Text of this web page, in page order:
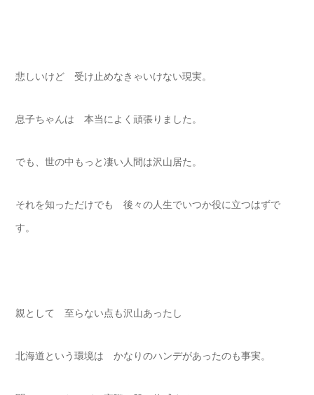
悲しいけど 受け止めなきゃいけない現実。
息子ちゃんは 本当によく頑張りました。
でも、世の中もっと凄い人間は沢山居た。
それを知っただけでも 後々の人生でいつか役に立つはずで
す。
親として 至らない点も沢山あったし
北海道という環境は かなりのハンデがあったのも事実。